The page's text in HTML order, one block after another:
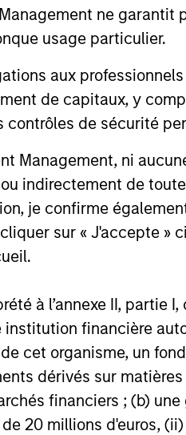
ne
usage particulier.
aux
de capitaux, y
contrôles de sécurité
Management, ni
indirectement de
je confirme
sur « J'accepte »
à l’annexe II, partie
financière
cet organisme, un
dérivés sur
financiers ; (b)
20 millions d'euros,
ENGAGEMENT
Income
Report
provides details on
teams are working
on Environmental,
(ESG) issues to
financial and
information contained
offer to buy any securities
or other laws of such